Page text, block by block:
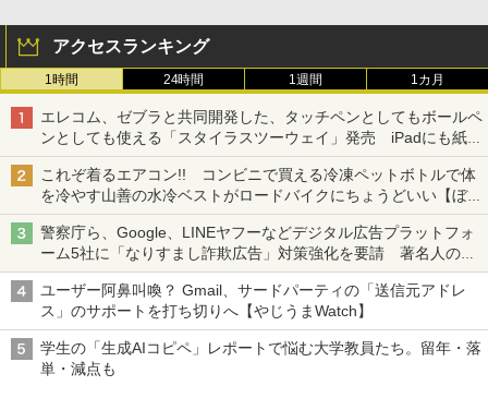
アクセスランキング
1時間 24時間 1週間 1カ月
エレコム、ゼブラと共同開発した、タッチペンとしてもボールペ
ンとしても使える「スタイラスツーウェイ」発売 iPadにも紙に
も、持ち替えずに書き込める
これぞ着るエアコン!! コンビニで買える冷凍ペットボトルで体
を冷やす山善の水冷ベストがロードバイクにちょうどいい【ぼっ
ち・ざ・ろーど！その14】【空いた時間でなにしてる？】
警察庁ら、Google、LINEヤフーなどデジタル広告プラットフォ
ーム5社に「なりすまし詐欺広告」対策強化を要請 著名人の写
真や映像を使った投資詐欺などへの対策として
ユーザー阿鼻叫喚？ Gmail、サードパーティの「送信元アドレ
ス」のサポートを打ち切りへ【やじうまWatch】
学生の「生成AIコピペ」レポートで悩む大学教員たち。留年・落
単・減点も